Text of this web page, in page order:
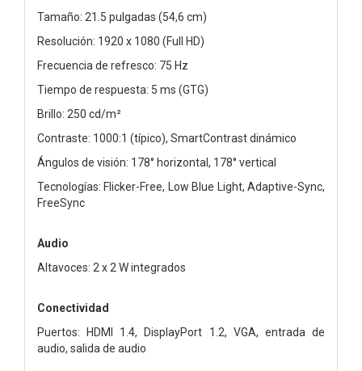
Tamaño: 21.5 pulgadas (54,6 cm)
Resolución: 1920 x 1080 (Full HD)
Frecuencia de refresco: 75 Hz
Tiempo de respuesta: 5 ms (GTG)
Brillo: 250 cd/m²
Contraste: 1000:1 (típico), SmartContrast dinámico
Ángulos de visión: 178° horizontal, 178° vertical
Tecnologías: Flicker-Free, Low Blue Light, Adaptive-Sync,
FreeSync
Audio
Altavoces: 2 x 2 W integrados
Conectividad
Puertos: HDMI 1.4, DisplayPort 1.2, VGA, entrada de
audio, salida de audio